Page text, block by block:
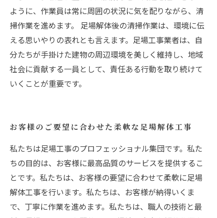
ように、作業員は常に周囲の状況に気を配りながら、清
掃作業を進めます。 足場解体後の清掃作業は、環境に伝
える思いやりの表れとも言えます。足場工事業者は、自
分たちが手掛けた建物の周辺環境を美しく維持し、地域
社会に貢献する一員として、責任ある行動を取り続けて
いくことが重要です。
お客様のご要望に合わせた柔軟な足場解体工事
私たちは足場工事のプロフェッショナル集団です。私た
ちの目的は、お客様に最高品質のサービスを提供するこ
とです。私たちは、お客様の要望に合わせて柔軟に足場
解体工事を行います。私たちは、お客様が納得いくま
で、丁寧に作業を進めます。私たちは、職人の技術と最